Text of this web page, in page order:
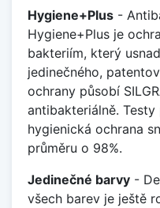
Hygiene+Plus -
Hygiene+Plus je
bakteriím, který
jedinečného,
ochrany působí
antibakteriálně.
hygienická ochrana
průměru o 98%.
Jedinečné barvy -
všech barev je ještě